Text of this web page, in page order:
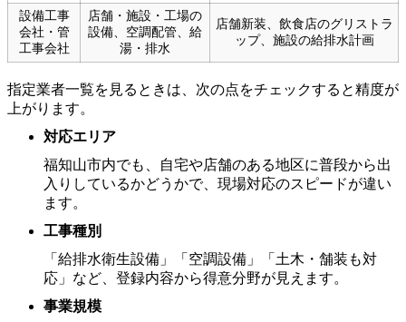
設備工事
会社・管
工事会社
店舗・施設・工場の
設備、空調配管、給
湯・排水
店舗新装、飲食店のグリストラ
ップ、施設の給排水計画
指定業者一覧を見るときは、次の点をチェックすると精度が
上がります。
対応エリア
福知山市内でも、自宅や店舗のある地区に普段から出
入りしているかどうかで、現場対応のスピードが違い
ます。
工事種別
「給排水衛生設備」「空調設備」「土木・舗装も対
応」など、登録内容から得意分野が見えます。
事業規模